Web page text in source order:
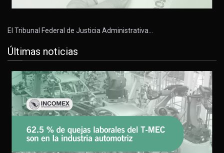
El Tribunal Federal de Justicia Administrativa…
Últimas noticias